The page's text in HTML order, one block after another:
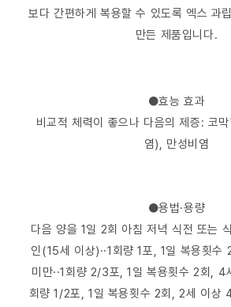
보다 간편하게 복용할 수 있도록 엑스 과
만든 제품입니다.
●효능 효과
비교적 체력이 좋으나 다음의 제증: 코
염), 만성비염
●용법·용량
다음 양을 1일 2회 아침 저녁 식전 또는
인(15세 이상)··1회량 1포, 1일 복용횟수
미만··1회량 2/3포, 1일 복용횟수 2회, 4
회량 1/2포, 1일 복용횟수 2회, 2세 이상